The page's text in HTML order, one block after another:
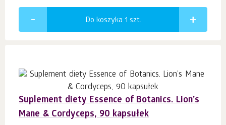
Do koszyka 1 szt.
Suplement diety Essence of Botanics. Lion’s
Mane & Сordyceps, 90 kapsułek